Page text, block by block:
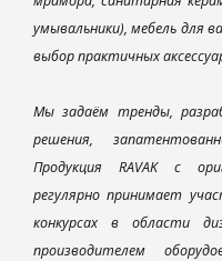
умывальники), мебель для
выбор практичных
Мы задаём тренды,
решения,
Продукция RAVAK с
регулярно принимает
конкурсах в области
производителем